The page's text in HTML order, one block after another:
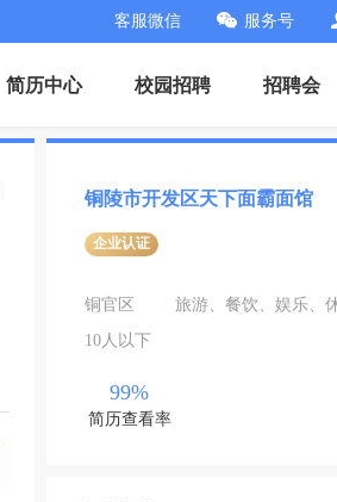
客服微信 服务号
简历中心 校园招聘 招聘会
铜陵市开发区天下面霸面馆
企业认证
铜官区
旅游、餐饮、娱乐、
10人以下
99%
简历查看率